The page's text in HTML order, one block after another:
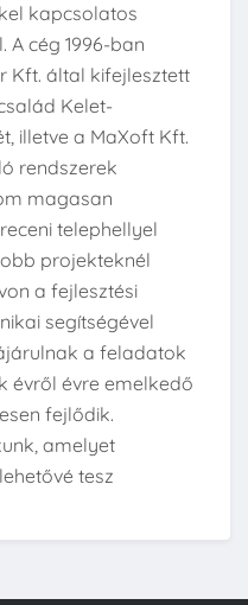
kapcsolatos
cég 1996-ban
Kft. által kifejlesztett
Kelet-
illetve a MaXoft Kft.
rendszerek
magasan
telephellyel
projekteknél
a fejlesztési
segítségével
a feladatok
évről évre emelkedő
fejlődik.
amelyet
tesz